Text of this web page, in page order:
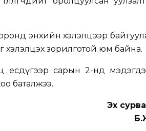
энхийн хэлэлцээр
хэлэлцэх зорилготой юм байна.
сарын 2-нд
баталжээ.
Эх